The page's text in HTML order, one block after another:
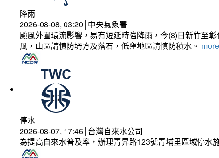
降雨
2026-08-08, 03:20│中央氣象署
颱風外圍環流影響，易有短延時強降雨，今(8)日新竹至
風，山區請慎防坍方及落石，低窪地區請慎防積水。
停水
2026-08-07, 17:46│台灣自來水公司
為提高自來水普及率，辦理青昇路123號青埔里區域停水